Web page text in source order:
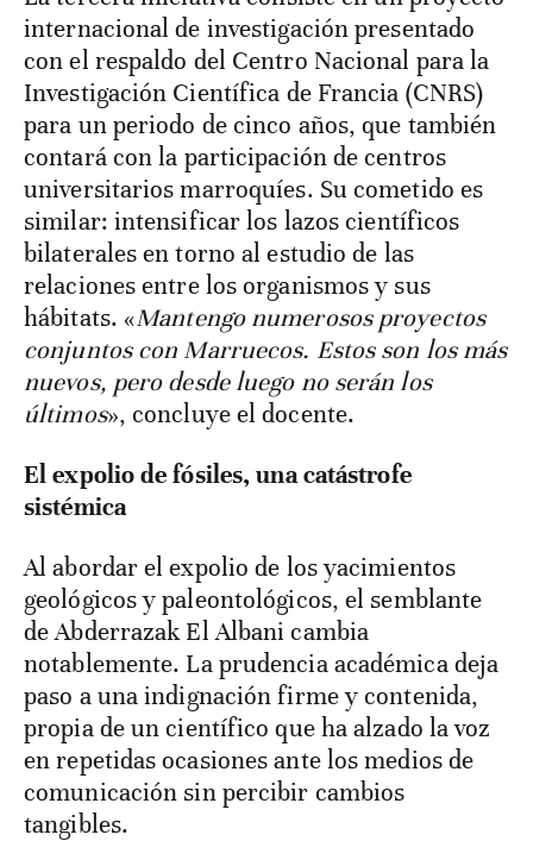
internacional de investigación presentado
con el respaldo del Centro Nacional para la
Investigación Científica de Francia (CNRS)
para un periodo de cinco años, que también
contará con la participación de centros
universitarios marroquíes. Su cometido es
similar: intensificar los lazos científicos
bilaterales en torno al estudio de las
relaciones entre los organismos y sus
hábitats. «Mantengo numerosos proyectos
conjuntos con Marruecos. Estos son los más
nuevos, pero desde luego no serán los
últimos», concluye el docente.
El expolio de fósiles, una catástrofe
sistémica
Al abordar el expolio de los yacimientos
geológicos y paleontológicos, el semblante
de Abderrazak El Albani cambia
notablemente. La prudencia académica deja
paso a una indignación firme y contenida,
propia de un científico que ha alzado la voz
en repetidas ocasiones ante los medios de
comunicación sin percibir cambios
tangibles.